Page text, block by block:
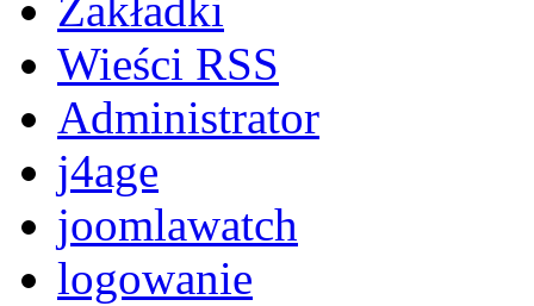
Zakładki
Wieści RSS
Administrator
j4age
joomlawatch
logowanie